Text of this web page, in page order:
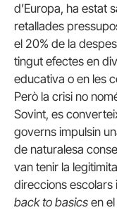
d’Europa, ha estat
retallades
el 20% de la
tingut efectes en
educativa o en les
Però la crisi no
Sovint, es
governs impulsin
de naturalesa
van tenir la
direccions escolars
back to basics en